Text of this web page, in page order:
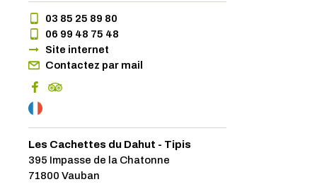
03 85 25 89 80
06 99 48 75 48
Site internet
Contactez par mail
Les Cachettes du Dahut - Tipis
395 Impasse de la Chatonne
71800 Vauban